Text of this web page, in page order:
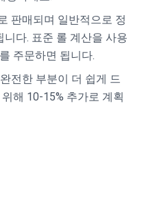
판매되며 일반적으로 정
다. 표준 롤 계산을 사용
주문하면 됩니다.
전한 부분이 더 쉽게 드
해 10-15% 추가로 계획